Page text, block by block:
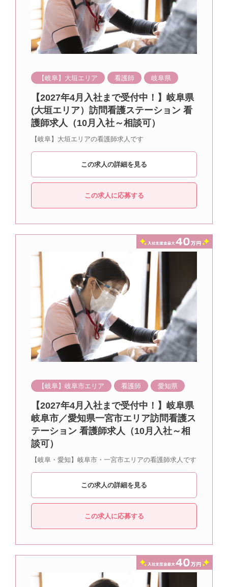
【岐阜】大垣エリア 看護師 岐阜県
【2027年4月入社まで受付中！】岐阜県
(大垣エリア）訪問看護ステーション 看
護師求人（10月入社～相談可）
【岐阜】大垣エリアの看護師求人です
この求人の詳細を見る
この求人に応募する
【岐阜】岐阜市エリア 看護師 愛知県
【2027年4月入社まで受付中！】岐阜県
岐阜市／愛知県一宮市エリア訪問看護ス
テーション 看護師求人（10月入社～相
談可）
【岐阜・愛知】岐阜市・一宮市エリアの看護師求人です
この求人の詳細を見る
この求人に応募する